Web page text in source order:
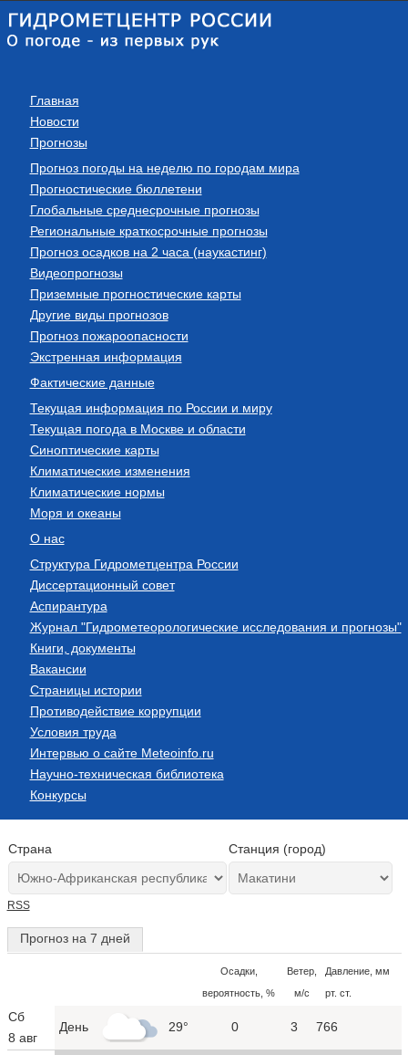
Главная
Новости
Прогнозы
Прогноз погоды на неделю по городам мира
Прогностические бюллетени
Глобальные среднесрочные прогнозы
Региональные краткосрочные прогнозы
Прогноз осадков на 2 часа (наукастинг)
Видеопрогнозы
Приземные прогностические карты
Другие виды прогнозов
Прогноз пожароопасности
Экстренная информация
Фактические данные
Текущая информация по России и миру
Текущая погода в Москве и области
Синоптические карты
Климатические изменения
Климатические нормы
Моря и океаны
О нас
Структура Гидрометцентра России
Диссертационный совет
Аспирантура
Журнал "Гидрометеорологические исследования и прогнозы"
Книги, документы
Вакансии
Страницы истории
Противодействие коррупции
Условия труда
Интервью о сайте Meteoinfo.ru
Научно-техническая библиотека
Конкурсы
Страна Станция (город)
RSS
Прогноз на 7 дней
Осадки,
вероятность, %
Ветер,
м/с
Давление, мм
рт. ст.
Сб
8 авг
День 29° 0 3 766